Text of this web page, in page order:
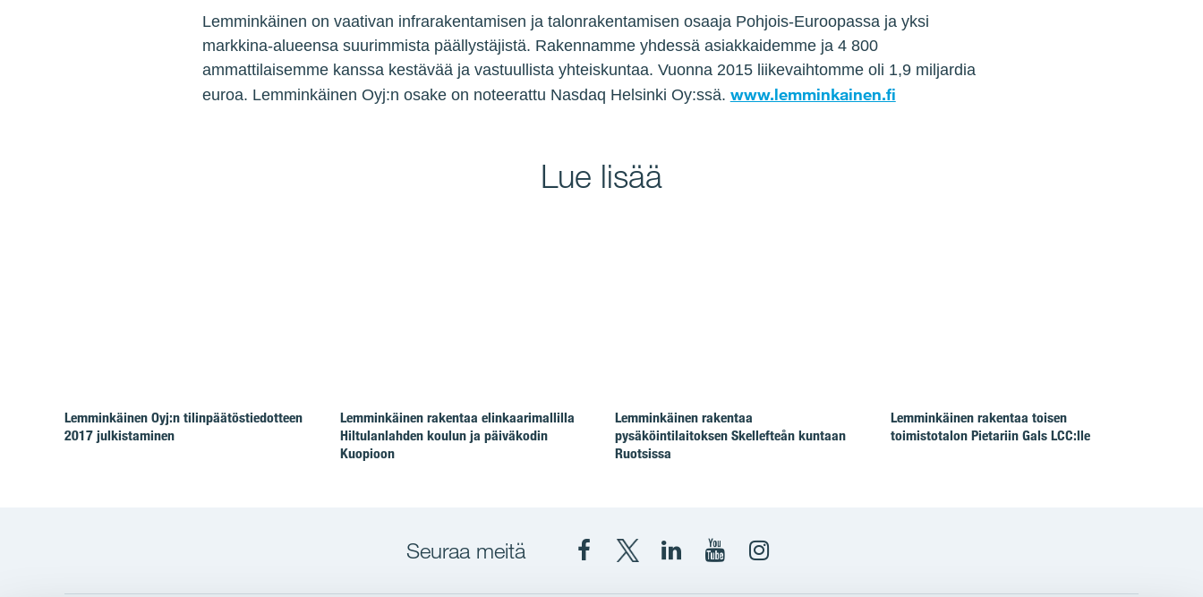
Lemminkäinen on vaativan infrarakentamisen ja talonrakentamisen osaaja Pohjois-Euroopassa ja yksi
markkina-alueensa suurimmista päällystäjistä. Rakennamme yhdessä asiakkaidemme ja 4 800
ammattilaisemme kanssa kestävää ja vastuullista yhteiskuntaa. Vuonna 2015 liikevaihtomme oli 1,9 miljardia
euroa. Lemminkäinen Oyj:n osake on noteerattu Nasdaq Helsinki Oy:ssä. www.lemminkainen.fi
Lue lisää
Lemminkäinen Oyj:n tilinpäätöstiedotteen
2017 julkistaminen
Lemminkäinen rakentaa elinkaarimallilla
Hiltulanlahden koulun ja päiväkodin
Kuopioon
Lemminkäinen rakentaa
pysäköintilaitoksen Skellefteån kuntaan
Ruotsissa
Lemminkäinen rakentaa toisen
toimistotalon Pietariin Gals LCC:lle
Seuraa meitä